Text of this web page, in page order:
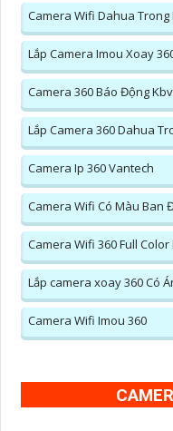
Camera Wifi Dahua Trong
Lắp Camera Imou Xoay
Camera 360 Báo Động
Lắp Camera 360 Dahua
Camera Ip 360 Vantech
Camera Wifi Có Màu Ban
Camera Wifi 360 Full
Lắp camera xoay 360 Có
Camera Wifi Imou 360